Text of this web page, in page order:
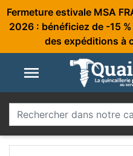
Fermeture estivale MSA
2026 : bénéficiez de -15
des expéditions à
